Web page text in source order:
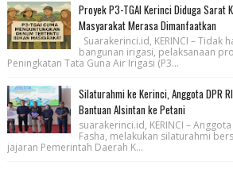
Proyek P3-TGAI Kerinci Diduga Sarat
Masyarakat Merasa Dimanfaatkan
Suarakerinci.id, KERINCI – Tidak
bangunan irigasi, pelaksanaan
Peningkatan Tata Guna Air Irigasi (P3...
Silaturahmi ke Kerinci, Anggota DPR
Bantuan Alsintan ke Petani
suarakerinci.id, KERINCI –
Fasha, melakukan silaturahmi
jajaran Pemerintah Daerah K...